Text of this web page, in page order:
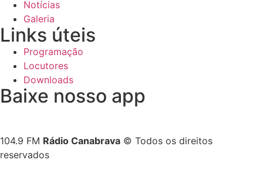
Notícias
Galeria
Links úteis
Programação
Locutores
Downloads
Baixe nosso app
104.9 FM Rádio Canabrava © Todos os direitos
reservados